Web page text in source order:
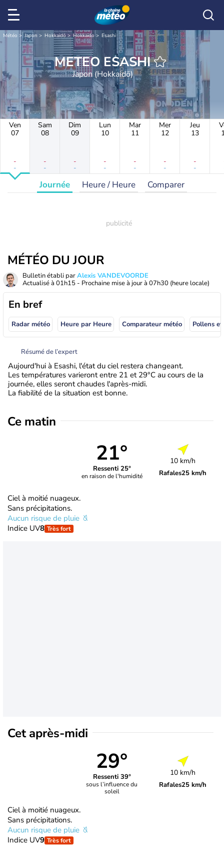
Météo Japon Hokkaidō Hokkaido Esashi
METEO ESASHI
Japon (Hokkaidō)
Ven
07
-
-
Sam
08
-
-
Dim
09
-
-
Lun
10
-
-
Mar
11
-
-
Mer
12
-
-
Jeu
13
-
-
Journée Heure / Heure Comparer
MÉTÉO DU JOUR
Bulletin établi parAlexis VANDEVOORDE
Actualisé à 01h15 - Prochaine mise à jour à 07h30 (heure locale)
En bref
Radar météo Heure par Heure Comparateur météo Pollens
Résumé de l’expert
Aujourd'hui à Esashi, l'état du ciel restera changeant.
Les températures varieront entre 21 et 29°C au cours de la
journée, elles seront chaudes l'après-midi.
La fiabilité de la situation est bonne.
Ce matin
21°
Ressenti 25°
en raison de l'humidité
10 km/h
Rafales25 km/h
Ciel à moitié nuageux.
Sans précipitations.
Aucun risque de pluie
Indice UV8 Très fort
Cet après-midi
29°
Ressenti 39°
sous l’influence du
soleil
10 km/h
Rafales25 km/h
Ciel à moitié nuageux.
Sans précipitations.
Aucun risque de pluie
Indice UV9 Très fort